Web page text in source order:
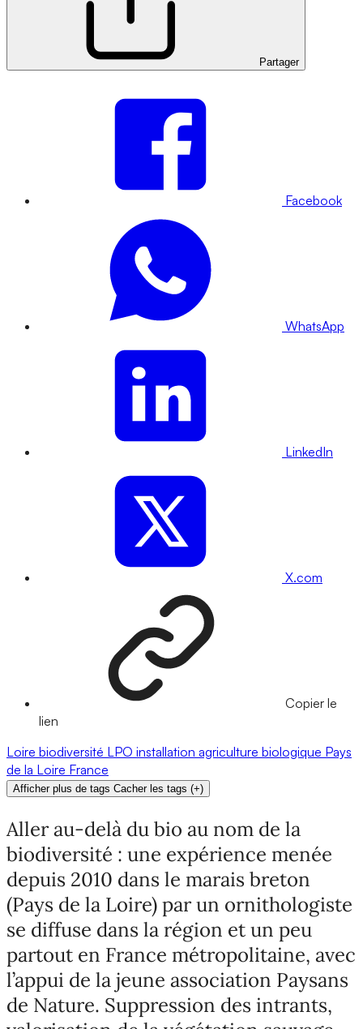
Partager
Facebook
WhatsApp
LinkedIn
X.com
Copier le
lien
Loire biodiversité LPO installation agriculture biologique Pays
de la Loire France
Afficher plus de tags Cacher les tags (+)
Aller au-delà du bio au nom de la
biodiversité : une expérience menée
depuis 2010 dans le marais breton
(Pays de la Loire) par un ornithologiste
se diffuse dans la région et un peu
partout en France métropolitaine, avec
l’appui de la jeune association Paysans
de Nature. Suppression des intrants,